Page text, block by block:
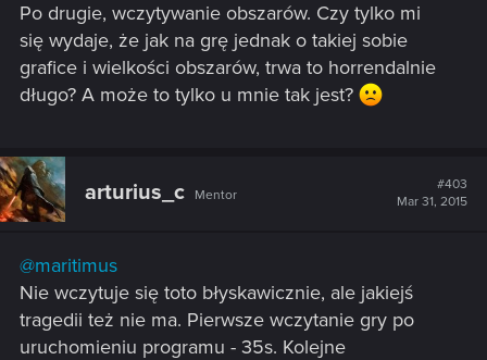
Po drugie, wczytywanie obszarów. Czy tylko mi
się wydaje, że jak na grę jednak o takiej sobie
grafice i wielkości obszarów, trwa to horrendalnie
długo? A może to tylko u mnie tak jest?
arturius_c Mentor
#403
Mar 31, 2015
@maritimus
Nie wczytuje się toto błyskawicznie, ale jakiejś
tragedii też nie ma. Pierwsze wczytanie gry po
uruchomieniu programu - 35s. Kolejne